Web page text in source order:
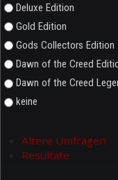
Deluxe Edition
Gold Edition
Gods Collectors Edition
Dawn of the Creed
Dawn of the Creed
keine
Ältere Umfragen
Resultate